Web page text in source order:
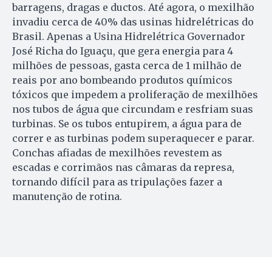
barragens, dragas e ductos. Até agora, o mexilhão
invadiu cerca de 40% das usinas hidrelétricas do
Brasil. Apenas a Usina Hidrelétrica Governador
José Richa do Iguaçu, que gera energia para 4
milhões de pessoas, gasta cerca de 1 milhão de
reais por ano bombeando produtos químicos
tóxicos que impedem a proliferação de mexilhões
nos tubos de água que circundam e resfriam suas
turbinas. Se os tubos entupirem, a água para de
correr e as turbinas podem superaquecer e parar.
Conchas afiadas de mexilhões revestem as
escadas e corrimãos nas câmaras da represa,
tornando difícil para as tripulações fazer a
manutenção de rotina.